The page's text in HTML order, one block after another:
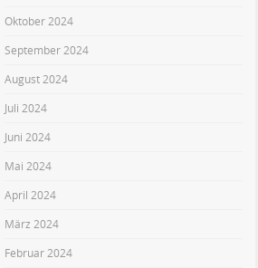
Oktober 2024
September 2024
August 2024
Juli 2024
Juni 2024
Mai 2024
April 2024
März 2024
Februar 2024